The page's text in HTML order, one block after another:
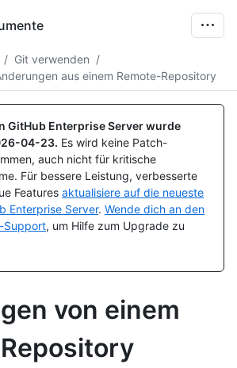
/ Git verwenden /
aus einem Remote-Repository
GitHub Enterprise Server wurde
04-23. Es wird keine Patch-
auch nicht für kritische
Für bessere Leistung, verbesserte
Features aktualisiere auf die neueste
Enterprise Server. Wende dich an den
Support, um Hilfe zum Upgrade zu
von einem